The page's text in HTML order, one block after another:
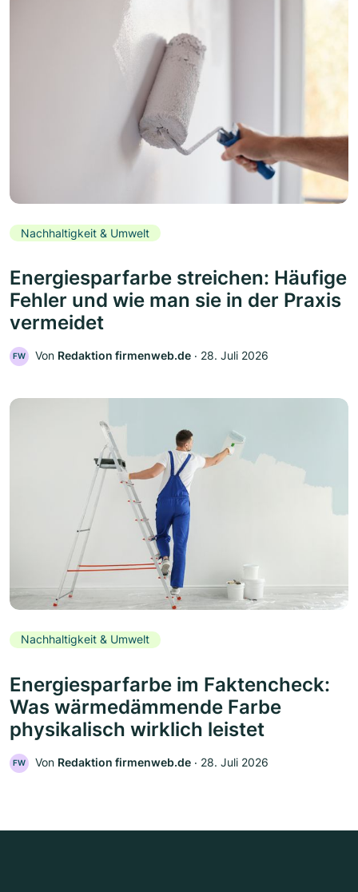
Nachhaltigkeit & Umwelt
Energiesparfarbe streichen: Häufige
Fehler und wie man sie in der Praxis
vermeidet
FW Von Redaktion firmenweb.de ‧ 28. Juli 2026
Nachhaltigkeit & Umwelt
Energiesparfarbe im Faktencheck:
Was wärmedämmende Farbe
physikalisch wirklich leistet
FW Von Redaktion firmenweb.de ‧ 28. Juli 2026